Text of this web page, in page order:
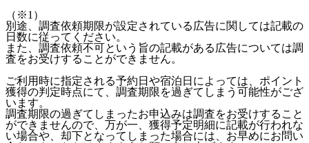
（※1）
別途、調査依頼期限が設定されている広告に関しては記載の
日数に従ってください。
また、調査依頼不可という旨の記載がある広告については調
査をお受けすることができません。
ご利用時に指定される予約日や宿泊日によっては、ポイント
獲得の判定時点にて、調査期限を過ぎてしまう可能性がござ
います。
調査期限の過ぎてしまったお申込みは調査をお受けすること
ができませんので、万が一、獲得予定明細に記載が行われな
い場合や、却下となってしまった場合には、お早めにお問い